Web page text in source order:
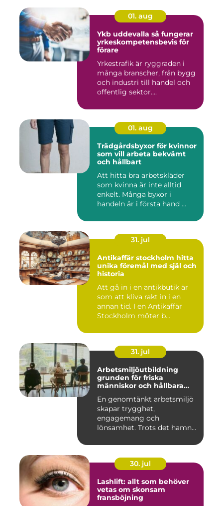
01. aug
Ykb uddevalla så fungerar
yrkeskompetensbevis för
förare
Yrkestrafik är ryggraden i
många branscher, från bygg
och industri till handel och
offentlig sektor....
01. aug
Trädgårdsbyxor för kvinnor
som vill arbeta bekvämt
och hållbart
Att hitta bra arbetskläder
som kvinna är inte alltid
enkelt. Många byxor i
handeln är i första hand ...
31. jul
Antikaffär stockholm hitta
unika föremål med själ och
historia
Att gå in i en antikbutik är
som att kliva rakt in i en
annan tid. I en Antikaffär
Stockholm möter b...
31. jul
Arbetsmiljöutbildning
grunden för friska
människor och hållbara
En genomtänkt arbetsmiljö
skapar trygghet,
engagemang och
lönsamhet. Trots det hamnar
30. jul
Lashlift: allt som behöver
vetas om skonsam
fransböjning